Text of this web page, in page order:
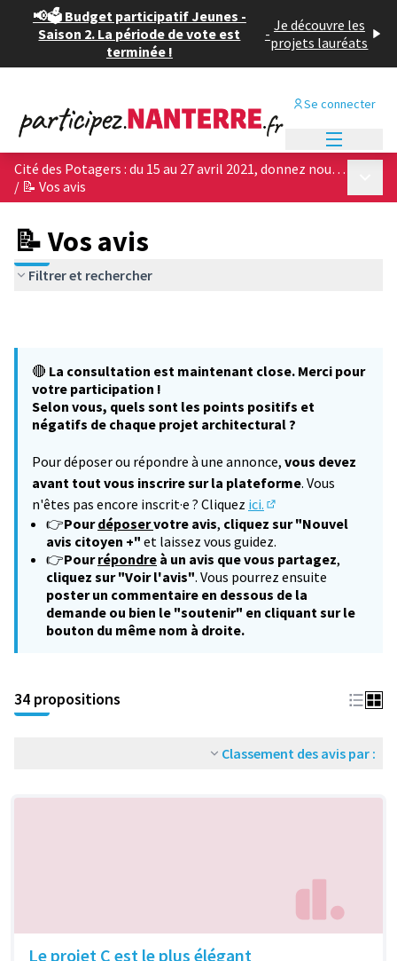
📢🗳️ Budget participatif Jeunes -
Saison 2. La période de vote est
terminée !
- Je découvre les
projets lauréats
Se connecter
Cité des Potagers : du 15 au 27 avril 2021, donnez nous votre avis sur les 4 projets architecturaux !
/ 📝 Vos avis
📝 Vos avis
Filtrer et rechercher
🔴 La consultation est maintenant close. Merci pour
votre participation !
Selon vous, quels sont les points positifs et
négatifs de chaque projet architectural ?
Pour déposer ou répondre à une annonce, vous devez
avant tout vous inscrire sur la plateforme. Vous
n'êtes pas encore inscrit·e ? Cliquez ici.
(S'ouvre dans un
👉Pourdéposervotre avis, cliquez sur "Nouvel
avis citoyen +" et laissez vous guidez.
👉Pourrépondre à un avis que vous partagez,
cliquez sur "Voir l'avis". Vous pourrez ensuite
poster un commentaire en dessous de la
demande ou bien le "soutenir" en cliquant sur le
bouton du même nom à droite.
34 propositions
Classement des avis par :
Le projet C est le plus élégant